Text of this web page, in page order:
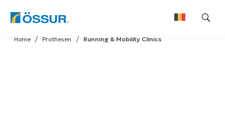
Skip
to
Running & Mobility Clinics
Prothesen
Home